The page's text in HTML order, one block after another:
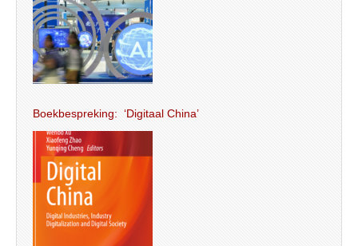
Boekbespreking: ‘Digitaal China’